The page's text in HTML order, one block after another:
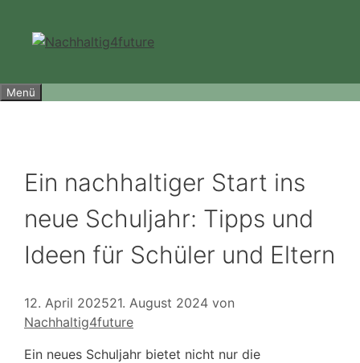
springen
Menü
Ein nachhaltiger Start ins
neue Schuljahr: Tipps und
Ideen für Schüler und Eltern
12. April 202521. August 2024 von
Nachhaltig4future
Ein neues Schuljahr bietet nicht nur die